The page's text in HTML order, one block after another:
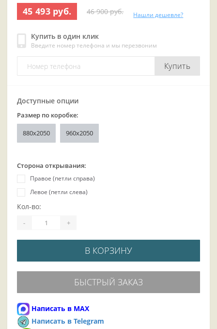
45 493 руб. 46 900 руб. Нашли дешевле?
Купить в один клик
Введите номер телефона и мы перезвоним
Купить
Доступные опции
Размер по коробке:
880x2050 960x2050
Сторона открывания:
Правое (петли справа)
Левое (петли слева)
Кол-во:
- +
В КОРЗИНУ
БЫСТРЫЙ ЗАКАЗ
Написать в MAX
Написать в Telegram